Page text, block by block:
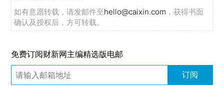
如有意愿转载，请发邮件至hello@caixin.com ，获得书面
确认及授权后，方可转载。
免费订阅财新网主编精选版电邮
订阅